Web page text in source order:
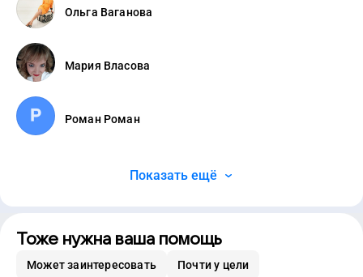
Ольга Ваганова
Мария Власова
Роман Роман
Показать ещё
Тоже нужна ваша помощь
Может заинтересовать Почти у цели